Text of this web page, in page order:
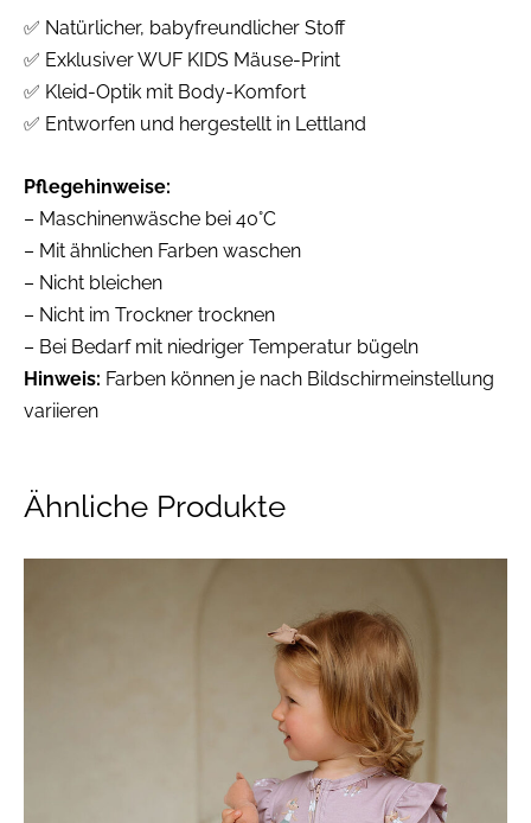
✅ Natürlicher, babyfreundlicher Stoff
✅ Exklusiver WUF KIDS Mäuse-Print
✅ Kleid-Optik mit Body-Komfort
✅ Entworfen und hergestellt in Lettland
Pflegehinweise:
– Maschinenwäsche bei 40°C
– Mit ähnlichen Farben waschen
– Nicht bleichen
– Nicht im Trockner trocknen
– Bei Bedarf mit niedriger Temperatur bügeln
Hinweis: Farben können je nach Bildschirmeinstellung
variieren
Ähnliche Produkte